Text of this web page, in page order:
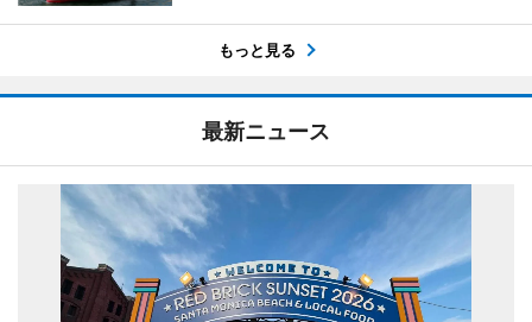
もっと見る
最新ニュース